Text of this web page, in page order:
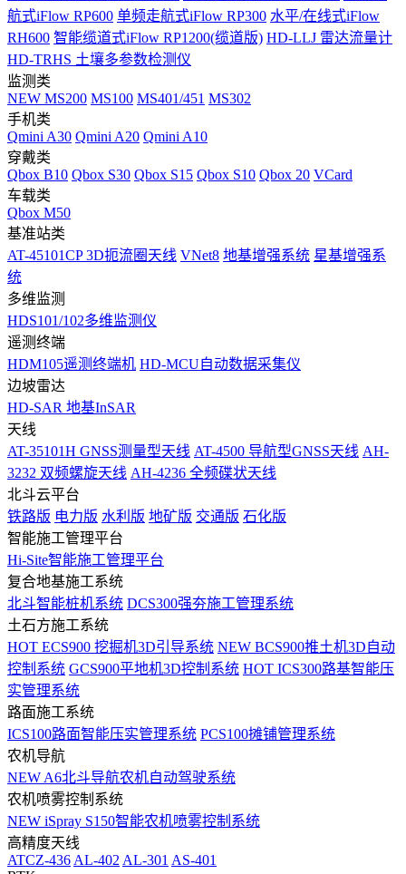
航式iFlow RP600 单频走航式iFlow RP300 水平/在线式iFlow
RH600 智能缆道式iFlow RP1200(缆道版) HD-LLJ 雷达流量计
HD-TRHS 土壤多参数检测仪
监测类
NEW MS200 MS100 MS401/451 MS302
手机类
Qmini A30 Qmini A20 Qmini A10
穿戴类
Qbox B10 Qbox S30 Qbox S15 Qbox S10 Qbox 20 VCard
车载类
Qbox M50
基准站类
AT-45101CP 3D扼流圈天线 VNet8 地基增强系统 星基增强系
统
多维监测
HDS101/102多维监测仪
遥测终端
HDM105遥测终端机 HD-MCU自动数据采集仪
边坡雷达
HD-SAR 地基InSAR
天线
AT-35101H GNSS测量型天线 AT-4500 导航型GNSS天线 AH-
3232 双频螺旋天线 AH-4236 全频碟状天线
北斗云平台
铁路版 电力版 水利版 地矿版 交通版 石化版
智能施工管理平台
Hi-Site智能施工管理平台
复合地基施工系统
北斗智能桩机系统 DCS300强夯施工管理系统
土石方施工系统
HOT ECS900 挖掘机3D引导系统 NEW BCS900推土机3D自动
控制系统 GCS900平地机3D控制系统 HOT ICS300路基智能压
实管理系统
路面施工系统
ICS100路面智能压实管理系统 PCS100摊铺管理系统
农机导航
NEW A6北斗导航农机自动驾驶系统
农机喷雾控制系统
NEW iSpray S150智能农机喷雾控制系统
高精度天线
ATCZ-436 AL-402 AL-301 AS-401